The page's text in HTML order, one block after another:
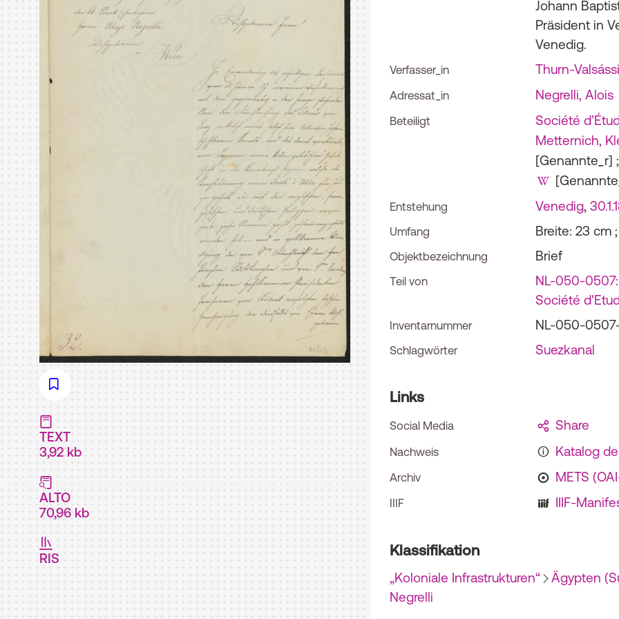
TEXT
3,92 kb
ALTO
70,96 kb
RIS
Johann
Präsident in
Venedig.
Verfasser_in Thurn-
Adressat_in Negrelli, Alois
Beteiligt
Société
Metternich,
[Genannte_r] ;
Entstehung Venedig,
Umfang Breite: 23 cm
Objektbezeichnung Brief
Teil von
NL-050-
Société
Inventarnummer NL-050-
Schlagwörter Suezkanal
Links
Social Media Share
Nachweis Katalog
Archiv METS
IIIF IIIF-
Klassifikation
„Koloniale Infrastrukturen“
Ägypten
Negrelli